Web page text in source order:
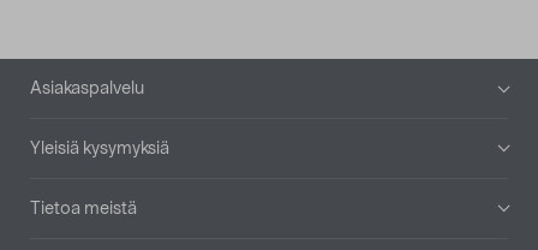
Alatunniste
Asiakaspalvelu
Yleisiä kysymyksiä
Tietoa meistä